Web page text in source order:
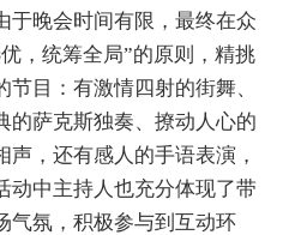
于晚会时间有限，最终在众
，统筹全局”的原则，精挑
目：有激情四射的街舞、
的萨克斯独奏、撩动人心的
，还有感人的手语表演，
动中主持人也充分体现了带
气氛，积极参与到互动环